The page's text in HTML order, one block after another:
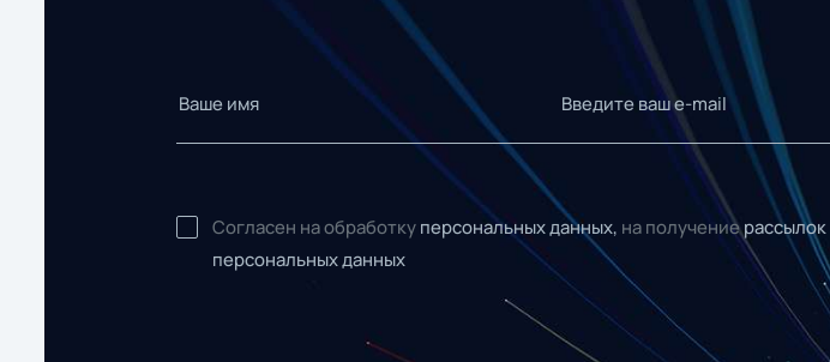
Согласен на обработку персональных данных, на получениерассылок
персональных данных